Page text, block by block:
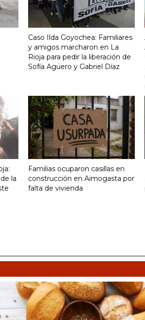
Caso Ilda Goyochea: Familiares
y amigos marcharon en La
Rioja para pedir la liberación de
Sofía Agüero y Gabriel Díaz
la
Familias ocuparon casillas en
construcción en Aimogasta por
falta de vivienda